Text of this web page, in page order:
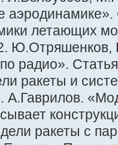
летающих
Ю.Отряшенков,
радио».
ракеты и
А.Гаврилов.
ракеты с